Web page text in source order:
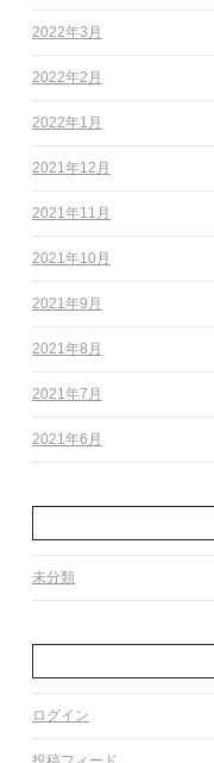
2022年3月
2022年2月
2022年1月
2021年12月
2021年11月
2021年10月
2021年9月
2021年8月
2021年7月
2021年6月
未分類
ログイン